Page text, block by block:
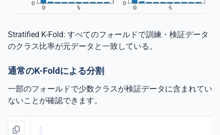
Stratified K-Fold: すべてのフォールドで訓練・検証データ
のクラス比率が元データと一致している。
通常のK-Foldによる分割
一部のフォールドで少数クラスが検証データに含まれてい
ないことが確認できます。